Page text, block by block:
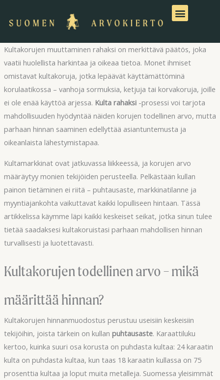
sisältöön
Kultakorujen muuttaminen rahaksi on merkittävä päätös, joka
vaatii huolellista harkintaa ja oikeaa tietoa. Monet ihmiset
omistavat kultakoruja, jotka lepäävät käyttämättöminä
korulaatikossa – vanhoja sormuksia, ketjuja tai korvakoruja, joille
ei ole enää käyttöä arjessa. Kulta rahaksi-prosessi voi tarjota
mahdollisuuden hyödyntää näiden korujen todellinen arvo, mutta
parhaan hinnan saaminen edellyttää asiantuntemusta ja
oikeanlaista lähestymistapaa.
Kultamarkkinat ovat jatkuvassa liikkeessä, ja korujen arvo
määräytyy monien tekijöiden perusteella. Pelkästään kullan
painon tietäminen ei riitä – puhtausaste, markkinatilanne ja
myyntiajankohta vaikuttavat kaikki lopulliseen hintaan. Tässä
artikkelissa käymme läpi kaikki keskeiset seikat, jotka sinun tulee
tietää saadaksesi kultakoruistasi parhaan mahdollisen hinnan
turvallisesti ja luotettavasti.
Kultakorujen todellinen arvo – mikä
määrittää hinnan?
Kultakorujen hinnanmuodostus perustuu useisiin keskeisiin
tekijöihin, joista tärkein on kullan puhtausaste. Karaattiluku
kertoo, kuinka suuri osa korusta on puhdasta kultaa: 24 karaatin
kulta on puhdasta kultaa, kun taas 18 karaatin kullassa on 75
prosenttia kultaa ja loput muita metalleja. Suomessa yleisimmät